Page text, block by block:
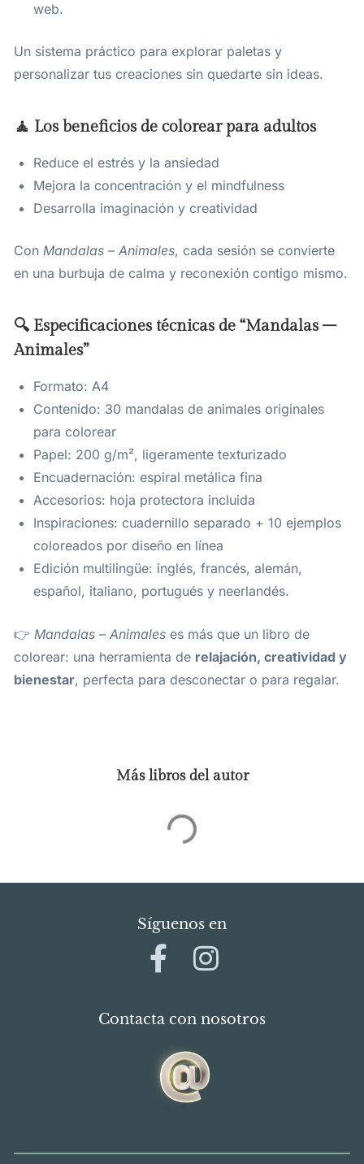
web.
Un sistema práctico para explorar paletas y
personalizar tus creaciones sin quedarte sin ideas.
🧘 Los beneficios de colorear para adultos
Reduce el estrés y la ansiedad
Mejora la concentración y el mindfulness
Desarrolla imaginación y creatividad
Con Mandalas – Animales, cada sesión se convierte
en una burbuja de calma y reconexión contigo mismo.
🔍 Especificaciones técnicas de “Mandalas –
Animales”
Formato: A4
Contenido: 30 mandalas de animales originales
para colorear
Papel: 200 g/m², ligeramente texturizado
Encuadernación: espiral metálica fina
Accesorios: hoja protectora incluida
Inspiraciones: cuadernillo separado + 10 ejemplos
coloreados por diseño en línea
Edición multilingüe: inglés, francés, alemán,
español, italiano, portugués y neerlandés.
👉 Mandalas – Animales es más que un libro de
colorear: una herramienta de relajación, creatividad y
bienestar, perfecta para desconectar o para regalar.
Más libros del autor
Síguenos en
Contacta con nosotros